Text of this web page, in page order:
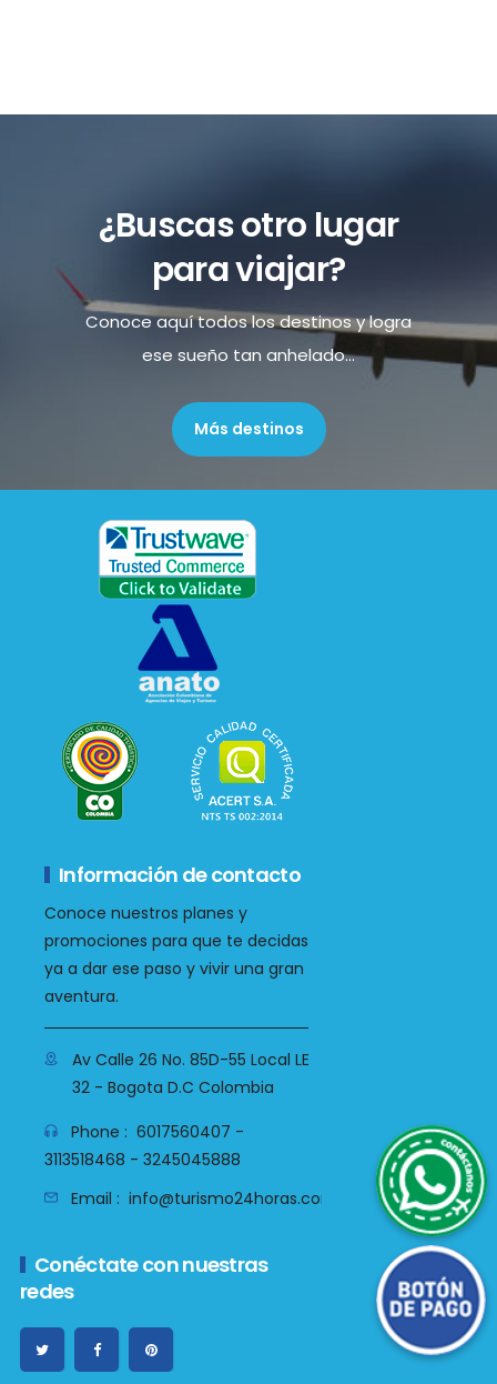
¿Buscas otro lugar
para viajar?
Conoce aquí todos los destinos y logra
ese sueño tan anhelado...
Más destinos
Información de contacto
Conoce nuestros planes y
promociones para que te decidas
ya a dar ese paso y vivir una gran
aventura.
Av Calle 26 No. 85D-55 Local LE
32 - Bogota D.C Colombia
Phone : 6017560407 -
3113518468 - 3245045888
Email : info@turismo24horas.com.co
Conéctate con nuestras
redes
WhatsApp
Botón de Pago